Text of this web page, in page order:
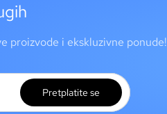
proizvode i ekskluzivne ponude!
Pretplatite se